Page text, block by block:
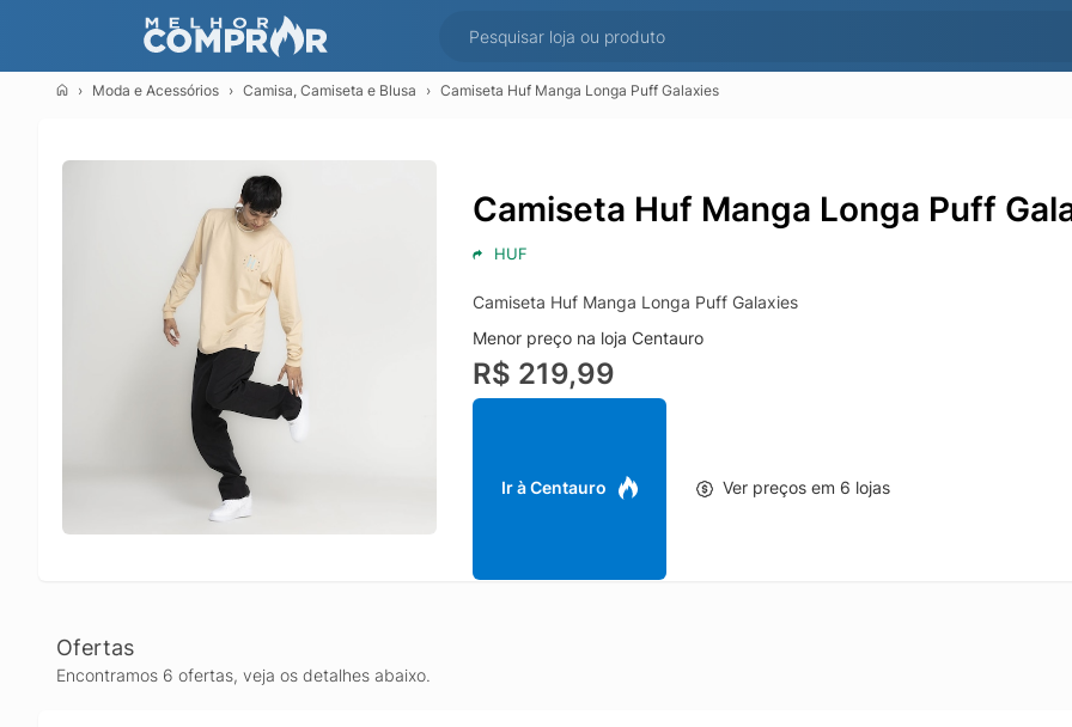
Moda e Acessórios Camisa, Camiseta e Blusa Camiseta Huf Manga Longa Puff Galaxies
Camiseta Huf Manga Longa Puff
HUF
Camiseta Huf Manga Longa Puff Galaxies
Menor preço na loja Centauro
R$ 219,99
Ir à Centauro Ver preços em 6 lojas
Ofertas
Encontramos 6 ofertas, veja os detalhes abaixo.